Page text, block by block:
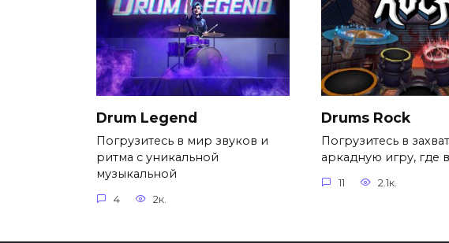
Drum Legend
Погрузитесь в мир звуков и
ритма с уникальной
музыкальной
4 2к.
Drums Rock
Погрузитесь в
аркадную игру, где
11 2.1к.